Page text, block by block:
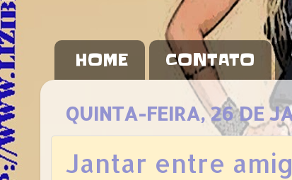
HOME CONTATO
QUINTA-FEIRA, 26 DE
Jantar entre